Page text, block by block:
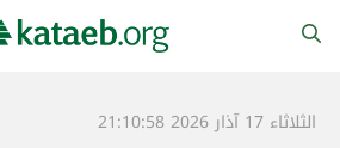
الثلاثاء 17 آذار 2026 21:10:58